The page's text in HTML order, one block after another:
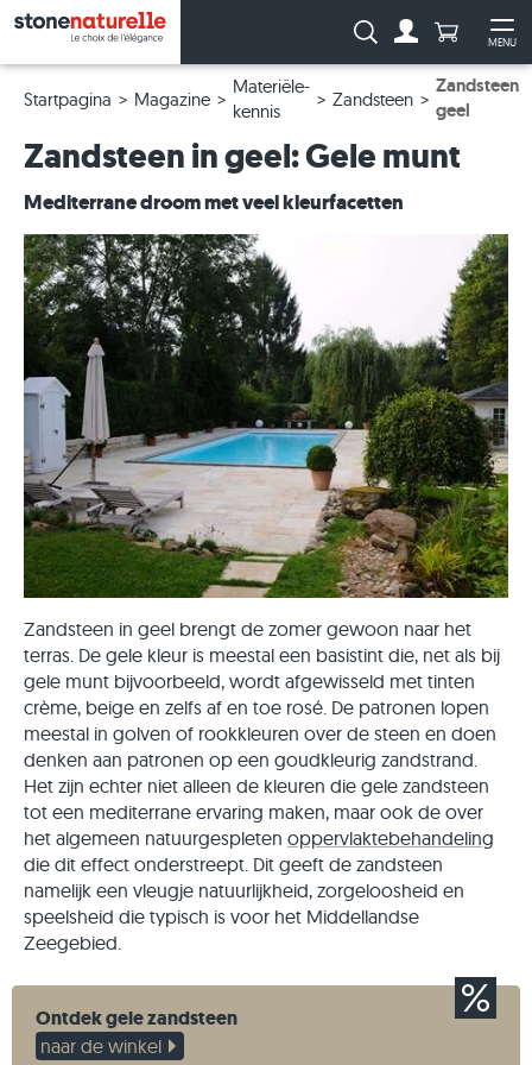
MENU
Zoeken: Aantal
Startpagina Magazine
Materiële-
kennis
Zandsteen
Zandsteen
geel
Zandsteen in geel: Gele munt
Mediterrane droom met veel kleurfacetten
Zandsteen in geel brengt de zomer gewoon naar het
terras. De gele kleur is meestal een basistint die, net als bij
gele munt bijvoorbeeld, wordt afgewisseld met tinten
crème, beige en zelfs af en toe rosé. De patronen lopen
meestal in golven of rookkleuren over de steen en doen
denken aan patronen op een goudkleurig zandstrand.
Het zijn echter niet alleen de kleuren die gele zandsteen
tot een mediterrane ervaring maken, maar ook de over
het algemeen natuurgespleten oppervlaktebehandeling
die dit effect onderstreept. Dit geeft de zandsteen
namelijk een vleugje natuurlijkheid, zorgeloosheid en
speelsheid die typisch is voor het Middellandse
Zeegebied.
Ontdek gele zandsteen
naar de winkel